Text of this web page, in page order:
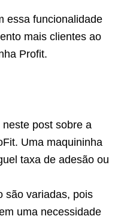
essa funcionalidade
mais clientes ao
Profit.
post sobre a
Uma maquininha
taxa de adesão ou
são variadas, pois
uma necessidade